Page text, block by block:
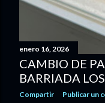
enero 16, 2026
CAMBIO DE
BARRIADA
Compartir Publicar un